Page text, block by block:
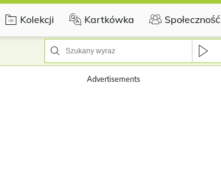
Kolekcji Kartkówka Społeczność
Advertisements